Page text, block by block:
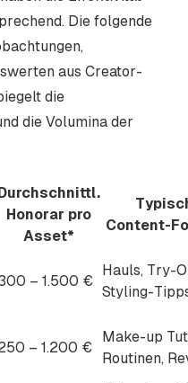
Die folgende
aus Creator-
die
die Volumina der
Honorar pro
Asset*
Content-
– 1.500 €
Hauls, Try-
Styling-
– 1.200 €
Make-up
Routinen,